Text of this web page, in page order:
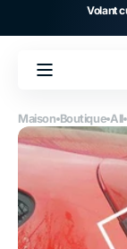
au
Volant
Maison Boutique All